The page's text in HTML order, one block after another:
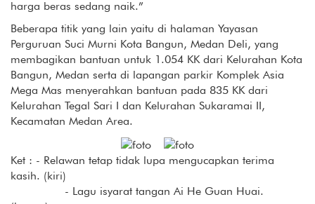
harga beras sedang naik.”
Beberapa titik yang lain yaitu di halaman Yayasan
Perguruan Suci Murni Kota Bangun, Medan Deli, yang
membagikan bantuan untuk 1.054 KK dari Kelurahan Kota
Bangun, Medan serta di lapangan parkir Komplek Asia
Mega Mas menyerahkan bantuan pada 835 KK dari
Kelurahan Tegal Sari I dan Kelurahan Sukaramai II,
Kecamatan Medan Area.
Ket : - Relawan tetap tidak lupa mengucapkan terima
kasih. (kiri)
- Lagu isyarat tangan Ai He Guan Huai.